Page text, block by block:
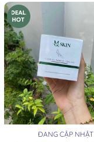
ĐANG CẬP NHẬT